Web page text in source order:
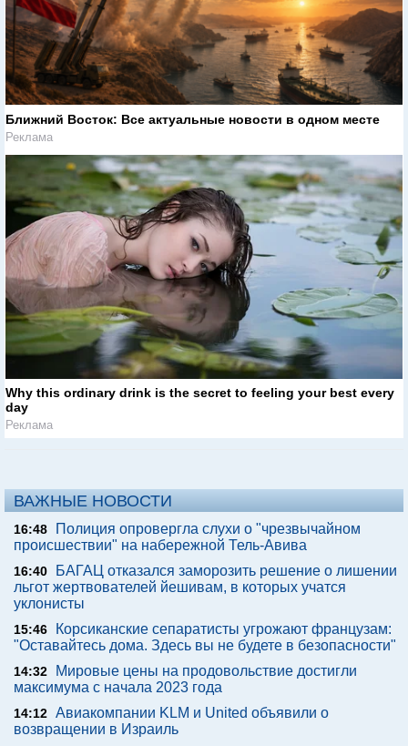
Ближний Восток: Все актуальные новости в одном месте
Реклама
Why this ordinary drink is the secret to feeling your best every
day
Реклама
ВАЖНЫЕ НОВОСТИ
16:48
Полиция опровергла слухи о "чрезвычайном
происшествии" на набережной Тель-Авива
16:40
БАГАЦ отказался заморозить решение о лишении
льгот жертвователей йешивам, в которых учатся
уклонисты
15:46
Корсиканские сепаратисты угрожают французам:
"Оставайтесь дома. Здесь вы не будете в безопасности"
14:32
Мировые цены на продовольствие достигли
максимума с начала 2023 года
14:12 Авиакомпании KLM и United объявили о
возвращении в Израиль